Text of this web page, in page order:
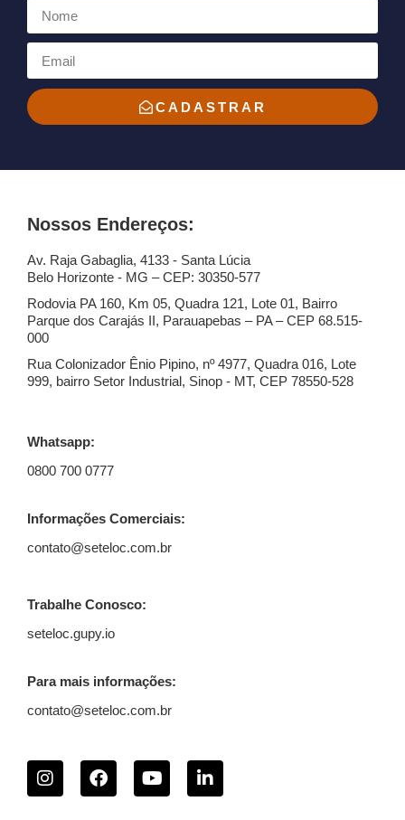
Nossos Endereços:
Av. Raja Gabaglia, 4133 - Santa Lúcia
Belo Horizonte - MG – CEP: 30350-577
Rodovia PA 160, Km 05, Quadra 121, Lote 01, Bairro
Parque dos Carajás II, Parauapebas – PA – CEP 68.515-
000
Rua Colonizador Ênio Pipino, nº 4977, Quadra 016, Lote
999, bairro Setor Industrial, Sinop - MT, CEP 78550-528
Whatsapp:
0800 700 0777
Informações Comerciais:
contato@seteloc.com.br
Trabalhe Conosco:
seteloc.gupy.io
Para mais informações:
contato@seteloc.com.br
CADASTRAR